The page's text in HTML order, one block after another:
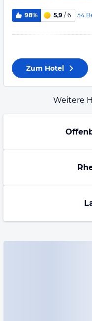
98% 5,9 / 6 54
Zum Hotel
Weitere